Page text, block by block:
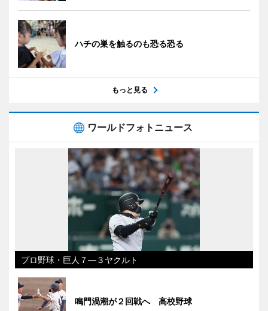
ハチの巣を触るのも恐る恐る
もっと見る
ワールドフォトニュース
プロ野球・巨人７―３ヤクルト
鳴門渦潮が２回戦へ 高校野球